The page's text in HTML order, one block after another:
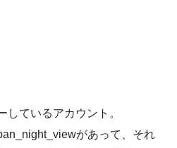
しているアカウント。
があって、それ